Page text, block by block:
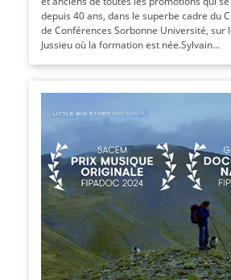
depuis 40 ans, dans le superbe cadre du
de Conférences Sorbonne Université, sur
Jussieu où la formation est née.Sylvain...